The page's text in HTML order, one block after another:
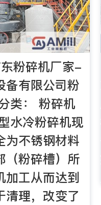
粉碎机厂家-
备有限公司粉
类： 粉碎机
水冷粉碎机现
为不锈钢材料
（粉碎槽）所
加工从而达到
清理，改变了